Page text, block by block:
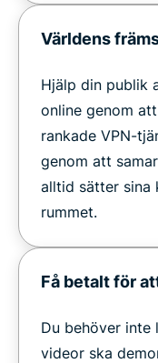
Världens
Hjälp din publik
online genom
rankade VPN-
genom att
alltid sätter sina
rummet.
Få betalt för
Du behöver
videor ska